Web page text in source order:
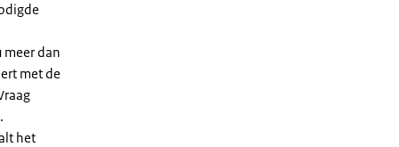
meer dan
met de
het